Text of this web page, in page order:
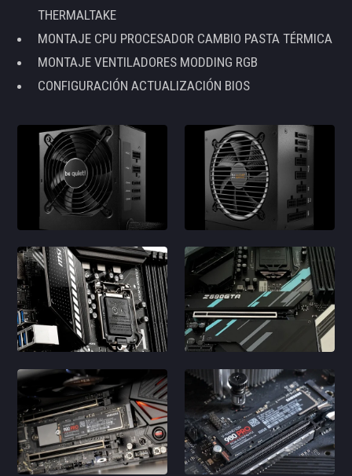
THERMALTAKE
MONTAJE CPU PROCESADOR CAMBIO PASTA TÉRMICA
MONTAJE VENTILADORES MODDING RGB
CONFIGURACIÓN ACTUALIZACIÓN BIOS